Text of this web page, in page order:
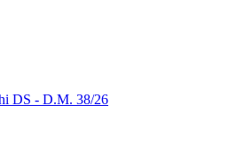
DS - D.M. 38/26